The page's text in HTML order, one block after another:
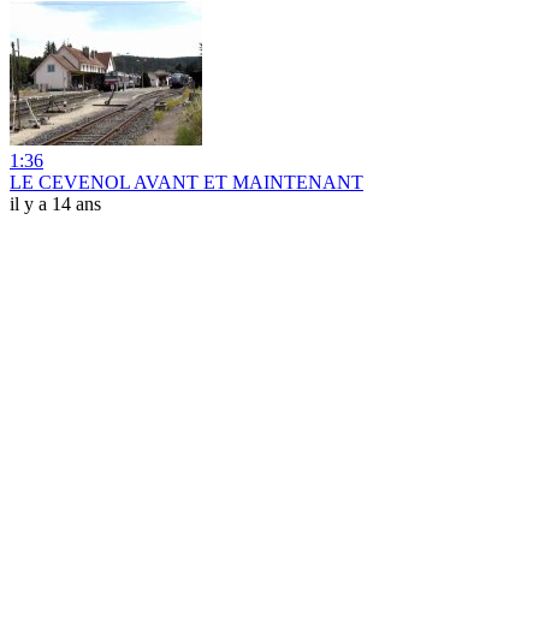
1:36
LE CEVENOL AVANT ET MAINTENANT
il y a 14 ans